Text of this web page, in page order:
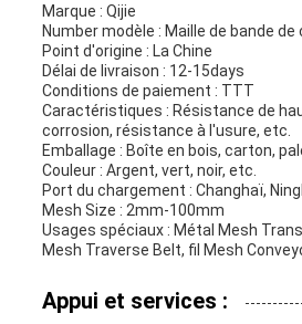
Marque : Qijie
Number modèle : Maille de bande de
Point d'origine : La Chine
Délai de livraison : 12-15days
Conditions de paiement : TTT
Caractéristiques : Résistance de
corrosion, résistance à l'usure, etc.
Emballage : Boîte en bois, carton,
Couleur : Argent, vert, noir, etc.
Port du chargement : Changhaï,
Mesh Size : 2mm-100mm
Usages spéciaux : Métal Mesh
Mesh Traverse Belt, fil Mesh
Appui et services :